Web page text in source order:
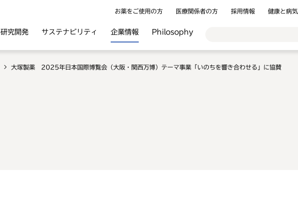
お薬をご使用の方 医療関係者の方 採用情報 健康と病気
研究開発 サステナビリティ 企業情報 Philosophy
大塚製薬 2025年日本国際博覧会（大阪・関西万博）テーマ事業「いのちを響き合わせる」に協賛